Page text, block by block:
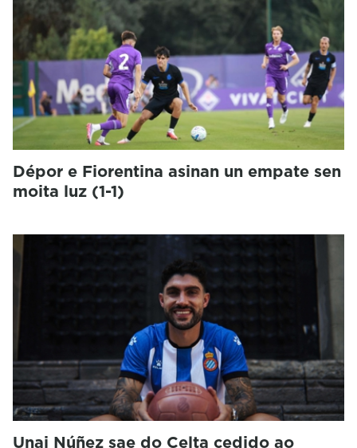
Dépor e Fiorentina asinan un empate sen
moita luz (1-1)
Unai Núñez sae do Celta cedido ao